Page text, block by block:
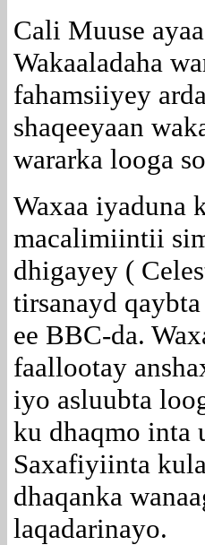
Cali Muuse
Wakaaladaha
fahamsiiyey
shaqeeyaan
wararka looga
Waxaa iyaduna
macalimiintii
dhigayey (
tirsanayd
ee BBC-da.
faallootay
iyo asluubta
ku dhaqmo inta
Saxafiyiinta
dhaqanka
laqadarinayo.